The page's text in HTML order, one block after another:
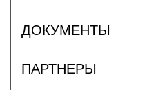
ДОКУМЕНТЫ
ПАРТНЕРЫ